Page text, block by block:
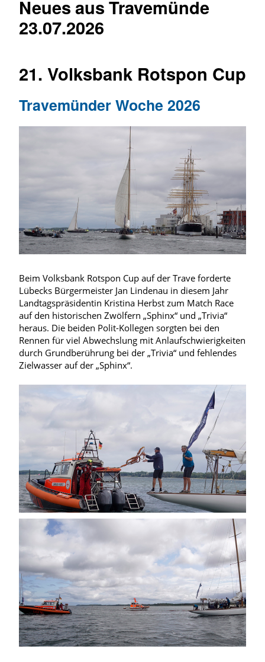
Neues aus Travemünde
23.07.2026
21. Volksbank Rotspon Cup
Travemünder Woche 2026
Beim Volksbank Rotspon Cup auf der Trave forderte
Lübecks Bürgermeister Jan Lindenau in diesem Jahr
Landtagspräsidentin Kristina Herbst zum Match Race
auf den historischen Zwölfern „Sphinx“ und „Trivia“
heraus. Die beiden Polit-Kollegen sorgten bei den
Rennen für viel Abwechslung mit Anlaufschwierigkeiten
durch Grundberührung bei der „Trivia“ und fehlendes
Zielwasser auf der „Sphinx“.